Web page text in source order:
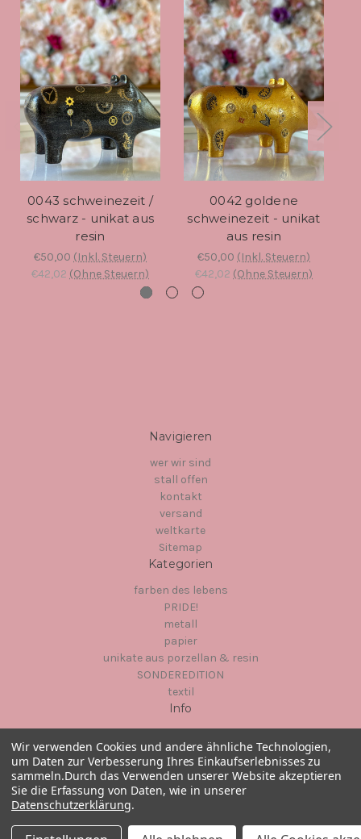
0043 schweinezeit /
schwarz - unikat aus
resin
€50,00 (Inkl. Steuern)
€42,02 (Ohne Steuern)
0042 goldene
schweinezeit - unikat
aus resin
€50,00 (Inkl. Steuern)
€42,02 (Ohne Steuern)
Navigieren
wer wir sind
stall offen
kontakt
versand
weltkarte
Sitemap
Kategorien
farben des lebens
PRIDE!
metall
papier
unikate aus porzellan & resin
SONDEREDITION
textil
Info
23966
Wismar
© 2026 Das Wismarer Glücksschwein
Wir verwenden Cookies und andere ähnliche Technologien,
um Daten zur Verbesserung Ihres Einkaufserlebnisses zu
sammeln.Durch das Verwenden unserer Website akzeptieren
Sie die Erfassung von Daten, wie in unserer
Datenschutzerklärung.